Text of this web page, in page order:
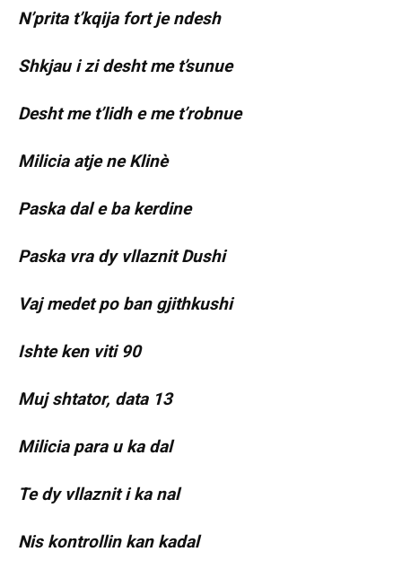
N’prita t’kqija fort je ndesh
Shkjau i zi desht me t’sunue
Desht me t’lidh e me t’robnue
Milicia atje ne Klinè
Paska dal e ba kerdine
Paska vra dy vllaznit Dushi
Vaj medet po ban gjithkushi
Ishte ken viti 90
Muj shtator, data 13
Milicia para u ka dal
Te dy vllaznit i ka nal
Nis kontrollin kan kadal